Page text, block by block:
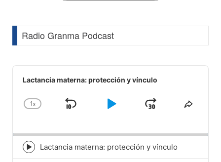
Radio Granma Podcast
Audio
Player
Lactancia materna: protección y vínculo
Change
1x
Skip
Play
JumpShare
Episode
play
Lactancia materna: protección y vínculo